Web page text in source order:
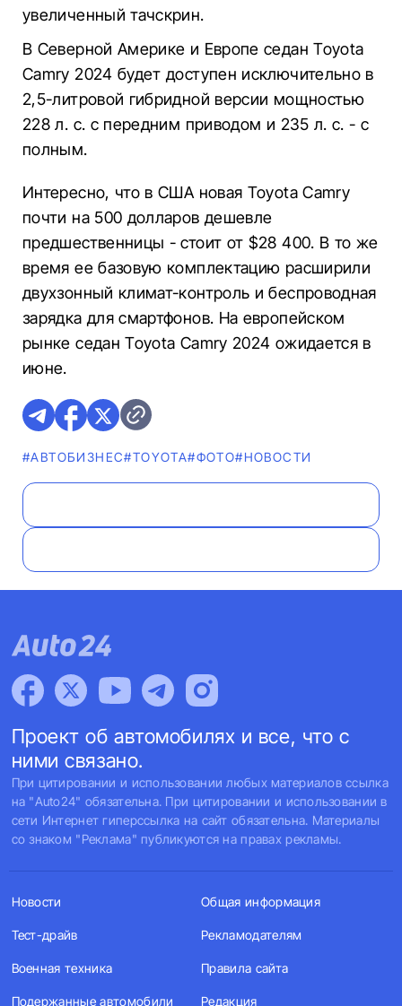
увеличенный тачскрин.
В Северной Америке и Европе седан Toyota
Camry 2024 будет доступен исключительно в
2,5-литровой гибридной версии мощностью
228 л. с. с передним приводом и 235 л. с. - с
полным.
Интересно, что в США новая Toyota Camry
почти на 500 долларов дешевле
предшественницы - стоит от $28 400. В то же
время ее базовую комплектацию расширили
двухзонный климат-контроль и беспроводная
зарядка для смартфонов. На европейском
рынке седан Toyota Camry 2024 ожидается в
июне.
#AВТОБИЗНЕС#TOYOTA#ФОТО#НОВОСТИ
Проект об автомобилях и все, что с
ними связано.
При цитировании и использовании любых материалов ссылка
на "Auto24" обязательна. При цитировании и использовании в
сети Интернет гиперссылка на сайт обязательна. Материалы
со знаком "Реклама" публикуются на правах рекламы.
Новости
Тест-драйв
Военная техника
Подержанные автомобили
Общая информация
Рекламодателям
Правила сайта
Редакция